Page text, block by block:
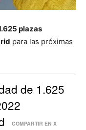
plazas
para las próximas
de 1.625
COMPARTIR EN X